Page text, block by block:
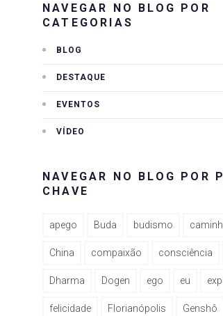
NAVEGAR NO BLOG POR
CATEGORIAS
BLOG
DESTAQUE
EVENTOS
VÍDEO
NAVEGAR NO BLOG POR
CHAVE
apego Buda budismo
China compaixão consciência
Dharma Dogen ego eu
felicidade Florianópolis Genshô